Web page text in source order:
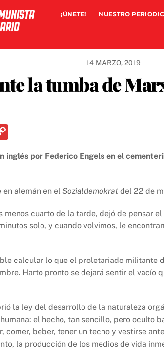
¡ÚNETE! NUESTRO
14 MARZO, 2019
la tumba de
p
Li
n
k
inglés por Federico Engels en el
alemán en el Sozialdemokrat del 22 de
menos cuarto de la tarde, dejó de pensar
solo, y cuando volvimos, le
calcular lo que el proletariado militante
Harto pronto se dejará sentir el vacío
la ley del desarrollo de la naturaleza
el hecho, tan sencillo, pero oculto
comer, beber, tener un techo y vestirse
la producción de los medios de vida